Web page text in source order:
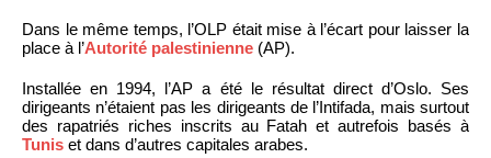
Dans le même temps, l’OLP était mise à l’écart pour laisser la
place à l’Autorité palestinienne (AP).
Installée en 1994, l’AP a été le résultat direct d’Oslo. Ses
dirigeants n’étaient pas les dirigeants de l’Intifada, mais surtout
des rapatriés riches inscrits au Fatah et autrefois basés à
Tunis et dans d’autres capitales arabes.